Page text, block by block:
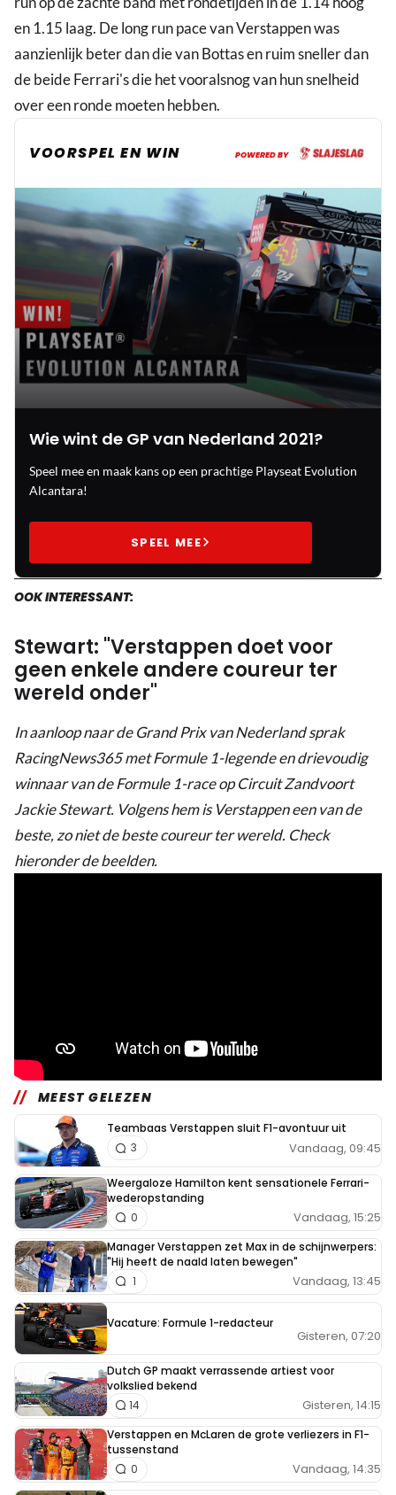
en 1.15 laag. De long run pace van Verstappen was
aanzienlijk beter dan die van Bottas en ruim sneller dan
de beide Ferrari's die het vooralsnog van hun snelheid
over een ronde moeten hebben.
VOORSPEL EN WIN POWERED BY
Wie wint de GP van Nederland 2021?
Speel mee en maak kans op een prachtige Playseat Evolution
Alcantara!
SPEEL MEE
OOK INTERESSANT:
Stewart: "Verstappen doet voor
geen enkele andere coureur ter
wereld onder"
In aanloop naar de Grand Prix van Nederland sprak
RacingNews365 met Formule 1-legende en drievoudig
winnaar van de Formule 1-race op Circuit Zandvoort
Jackie Stewart. Volgens hem is Verstappen een van de
beste, zo niet de beste coureur ter wereld. Check
hieronder de beelden.
MEEST GELEZEN
Teambaas Verstappen sluit F1-avontuur uit
Vandaag, 09:45
3
Weergaloze Hamilton kent sensationele Ferrari-
wederopstanding
Vandaag, 15:25
0
Manager Verstappen zet Max in de schijnwerpers:
"Hij heeft de naald laten bewegen"
Vandaag, 13:45
1
Vacature: Formule 1-redacteur
Gisteren, 07:20
Dutch GP maakt verrassende artiest voor
volkslied bekend
Gisteren, 14:15
14
Verstappen en McLaren de grote verliezers in F1-
tussenstand
Vandaag, 14:35
0